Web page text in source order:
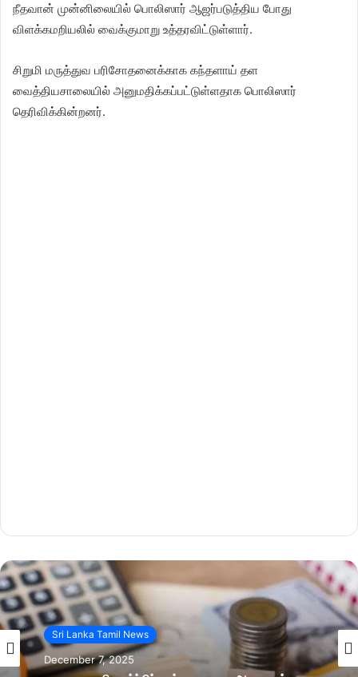
நீதவான் முன்னிலையில் பொலிஸார் ஆஜர்படுத்திய போது
விளக்கமறியலில் வைக்குமாறு உத்தரவிட்டுள்ளார்.
சிறுமி மருத்துவ பரிசோதனைக்காக கந்தளாய் தள
வைத்தியசாலையில் அனுமதிக்கப்பட்டுள்ளதாக பொலிஸார்
தெரிவிக்கின்றனர்.
Sri Lanka Tamil News
December 7, 2025